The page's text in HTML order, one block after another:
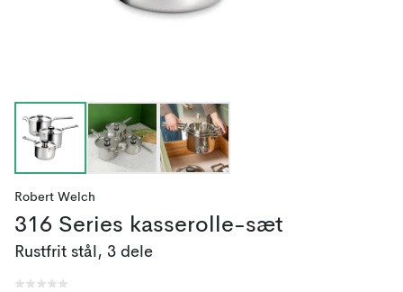
Robert Welch
316 Series kasserolle-sæt
Rustfrit stål, 3 dele